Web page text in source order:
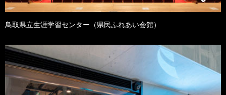
鳥取県立生涯学習センター（県民ふれあい会館）